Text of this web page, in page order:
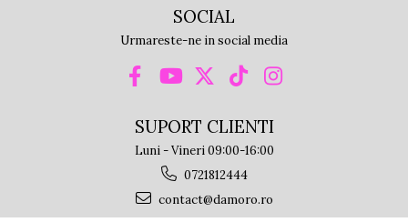
SOCIAL
Urmareste-ne in social media
SUPORT CLIENTI
Luni - Vineri 09:00-16:00
0721812444
contact@damoro.ro